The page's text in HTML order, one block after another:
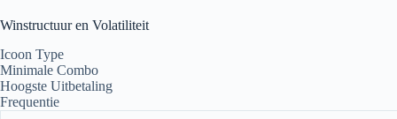
Winstructuur en Volatiliteit
Icoon Type
Minimale Combo
Hoogste Uitbetaling
Frequentie